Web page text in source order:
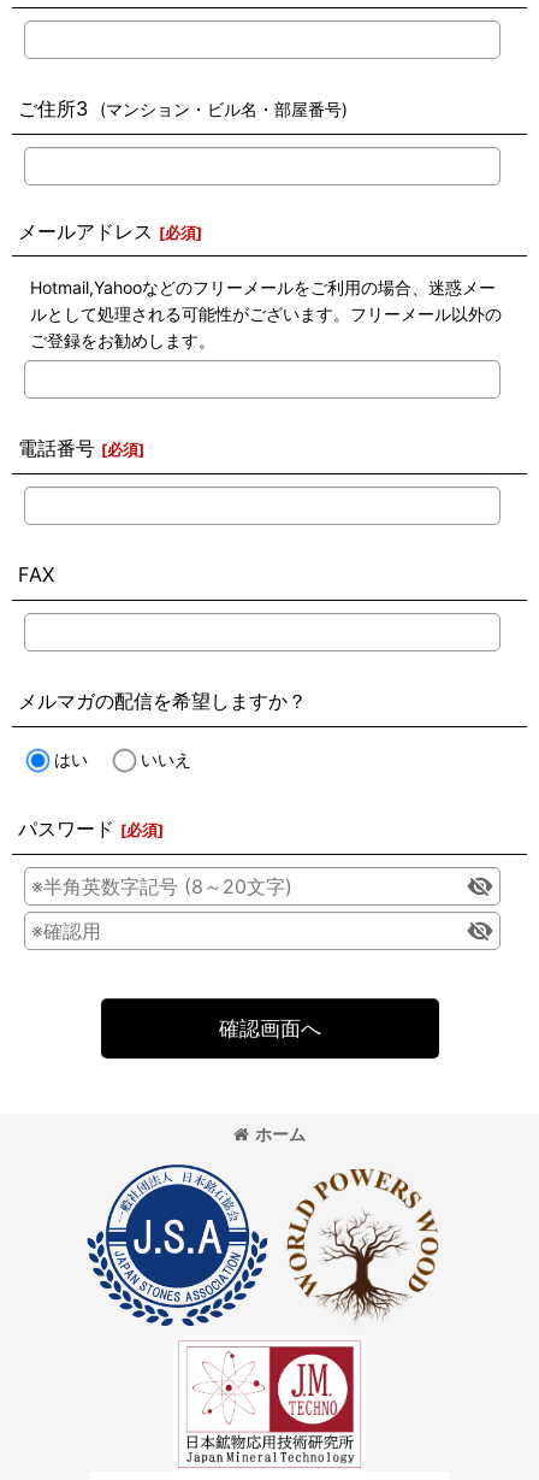
ご住所3 (マンション・ビル名・部屋番号)
メールアドレス [必須]
Hotmail,Yahooなどのフリーメールをご利用の場合、迷惑メー
ルとして処理される可能性がございます。フリーメール以外の
ご登録をお勧めします。
電話番号 [必須]
FAX
メルマガの配信を希望しますか？
はい いいえ
パスワード [必須]
確認画面へ
ホーム